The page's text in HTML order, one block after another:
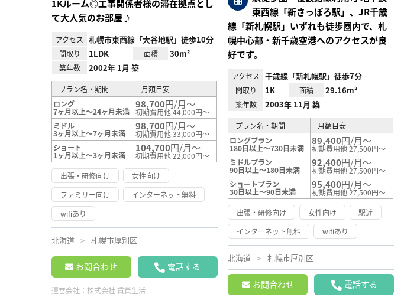
1Kルーム◎工事関係者様の滞在拠点とし
て大人気のお部屋♪
アクセス 札幌市東西線「大谷地駅」徒歩10分
間取り 1LDK 面積 30m²
築年数 2002年 1月 築
プラン名・期間
月額目安
ロング
7ヶ月以上～24ヶ月未満
98,700円/月～
初期費用他 44,000円～
ミドル
3ヶ月以上～7ヶ月未満
98,700円/月～
初期費用他 33,000円～
ショート
1ヶ月以上～3ヶ月未満
104,700円/月～
初期費用他 22,000円～
出張・研修向け
女性向け
ファミリー向け
インターネット無料
wifiあり
北海道 札幌市厚別区
お問合わせ 電話する
運営会社： 株式会社 賃貸生活
東西線「新さっぽろ駅」、JR千歳
線「新札幌駅」いずれも徒歩圏内で、札
幌中心部・新千歳空港へのアクセスが良
好です。
アクセス 千歳線「新札幌駅」徒歩7分
間取り 1K 面積 29.16m²
築年数 2003年 11月 築
プラン名・期間
月額目安
ロングプラン
180日以上～730日未満
89,400円/月～
初期費用他 27,500円～
ミドルプラン
90日以上～180日未満
92,400円/月～
初期費用他 27,500円～
ショートプラン
30日以上～90日未満
95,400円/月～
初期費用他 27,500円～
出張・研修向け
女性向け
駅近
インターネット無料
wifiあり
北海道 札幌市厚別区
お問合わせ 電話する